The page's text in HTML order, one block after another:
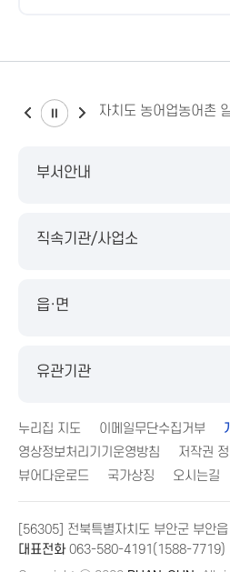
전북특별자치도 농어업농어촌
부서안내
직속기관/사업소
읍·면
유관기관
누리집 지도 이메일무단수집거부
영상정보처리기기운영방침
저작권
뷰어다운로드
국가상징 오시는길
[56305] 전북특별자치도 부안군 부안
대표전화063-580-4191(1588-7719)